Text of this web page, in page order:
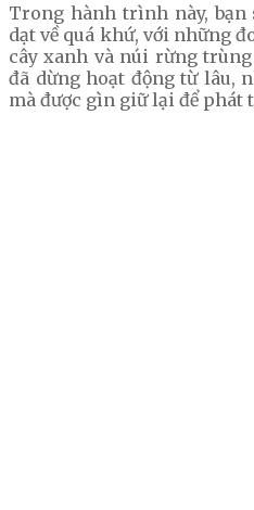
Trong hành trình này, bạn
dạt về quá khứ, với những
cây xanh và núi rừng
đã dừng hoạt động từ lâu,
mà được gìn giữ lại để phát